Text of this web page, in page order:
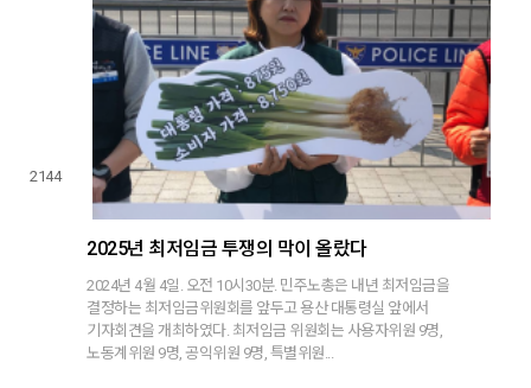
2144
2025년 최저임금 투쟁의 막이 올랐다
2024년 4월 4일. 오전 10시30분. 민주노총은 내년 최저임금을
결정하는 최저임금위원회를 앞두고 용산 대통령실 앞에서
기자회견을 개최하였다. 최저임금 위원회는 사용자위원 9명,
노동계위원 9명, 공익위원 9명, 특별위원...